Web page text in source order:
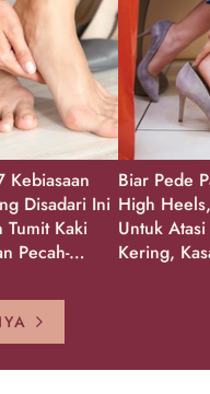
Kebiasaan
Disadari Ini
Tumit Kaki
Pecah-
Biar Pede
High
Untuk
Kering,